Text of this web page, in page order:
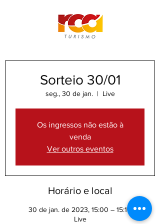
Sorteio 30/01
seg., 30 de jan.
  |
Live
Os ingressos não estão à
venda
Ver outros eventos
Horário e local
30 de jan. de 2023, 15:00 – 15:10
Live